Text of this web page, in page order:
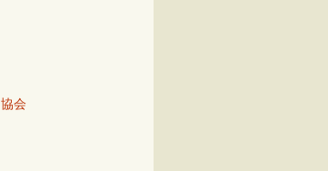
会